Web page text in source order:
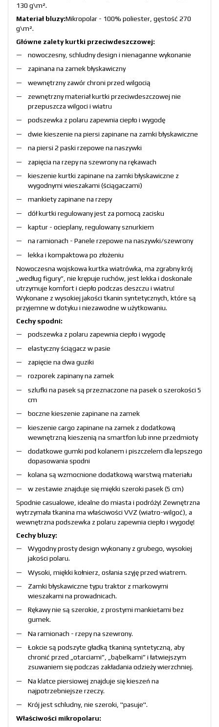
130 g\m².
Materiał bluzy:Mikropolar - 100% poliester, gęstość 270
g\m².
Główne zalety kurtki przeciwdeszczowej:
nowoczesny, schludny design i nienaganne wykonanie
zapinana na zamek błyskawiczny
wewnętrzny zawór chroni przed wilgocią
zewnętrzny materiał kurtki przeciwdeszczowej nie
przepuszcza wilgoci i wiatru
podszewka z polaru zapewnia ciepło i wygodę
dwie kieszenie na piersi zapinane na zamki błyskawiczne
na piersi 2 paski rzepowe na naszywki
zapięcia na rzepy na szewrony na rękawach
kieszenie kurtki zapinane na zamki błyskawiczne z
wygodnymi wieszakami (ściągaczami)
mankiety zapinane na rzepy
dół kurtki regulowany jest za pomocą zacisku
kaptur - ocieplany, regulowany sznurkiem
na ramionach - Panele rzepowe na naszywki/szewrony
lekka i kompaktowa po złożeniu
Nowoczesna wojskowa kurtka wiatrówka, ma zgrabny krój
„według figury”, nie krępuje ruchów, jest lekka i doskonale
utrzymuje komfort i ciepło podczas deszczu i wiatru!
Wykonane z wysokiej jakości tkanin syntetycznych, które są
przyjemne w dotyku i niezawodne w użytkowaniu.
Cechy spodni:
podszewka z polaru zapewnia ciepło i wygodę
elastyczny ściągacz w pasie
zapięcie na dwa guziki
rozporek zapinany na zamek
szlufki na pasek są przeznaczone na pasek o szerokości 5
cm
boczne kieszenie zapinane na zamek
kieszenie cargo zapinane na zamek z dodatkową
wewnętrzną kieszenią na smartfon lub inne przedmioty
dodatkowe gumki pod kolanem i piszczelem dla lepszego
dopasowania spodni
kolana są wzmocnione dodatkową warstwą materiału
w zestawie znajduje się miękki szeroki pasek (5 cm)
Spodnie casualowe, idealne do miasta i podróży! Zewnętrzna
wytrzymała tkanina ma właściwości VVZ (wiatro-wilgoć), a
wewnętrzna podszewka z polaru zapewnia ciepło i wygodę!
Cechy bluzy:
Wygodny prosty design wykonany z grubego, wysokiej
jakości polaru.
Wysoki, miękki kołnierz, osłania szyję przed wiatrem.
Zamki błyskawiczne typu traktor z markowymi
wieszakami na prowadnicach.
Rękawy nie są szerokie, z prostymi mankietami bez
gumek.
Na ramionach - rzepy na szewrony.
Łokcie są podszyte gładką tkaniną syntetyczną, aby
chronić przed „otarciami”, „bąbelkami” i łatwiejszym
zsuwaniem się podczas zakładania odzieży wierzchniej.
Na klatce piersiowej znajduje się kieszeń na
najpotrzebniejsze rzeczy.
Krój jest schludny, nie szeroki, "pasuje".
Właściwości mikropolaru: